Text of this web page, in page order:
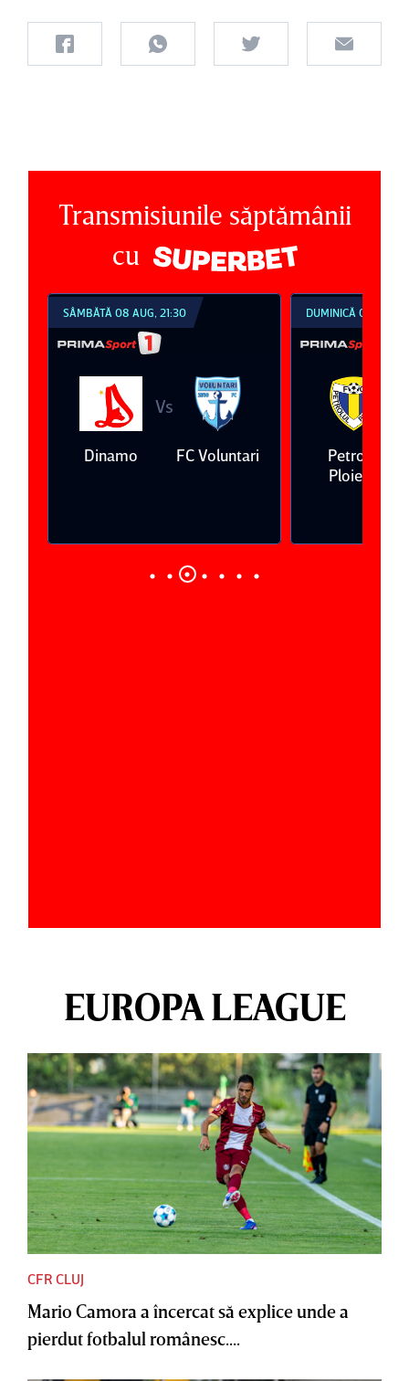
Transmisiunile săptămânii
cu
SÂMBĂTĂ 08 AUG, 21:30
Dinamo
Vs
FC Voluntari
DUMINICĂ 09 AUG,
Petrolul
Ploieşti
EUROPA LEAGUE
CFR CLUJ
Mario Camora a încercat să explice unde a
pierdut fotbalul românesc....